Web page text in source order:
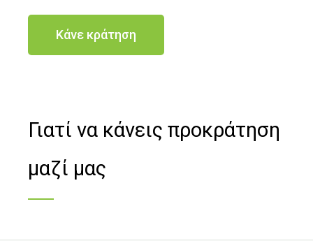
Κάνε κράτηση
Γιατί να κάνεις προκράτηση
μαζί μας